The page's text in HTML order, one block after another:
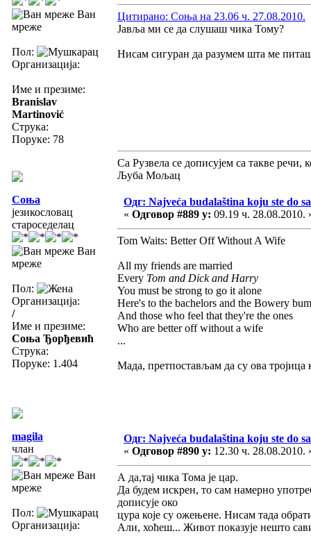
Ван
мреже
Пол:
Организација:
Име и презиме:
Branislav
Martinović
Струка:
Поруке: 78
Цитирано: Соња на 23.06 ч. 27.08.2010.
Јавља ми се да слушаш чика Тому?
Нисам сигуран да разумем шта ме
Са Рузвела се дописујем са такве
Љуба Мољац
Соња
језикословац
староседелац
Ван
мреже
Пол:
Организација:
/
Име и презиме:
Соња Ђорђевић
Струка:
Поруке: 1.404
Одг: Najveća budalaština koju ste do
« Одговор #889 у: 09.19 ч. 28.08.2010.
Tom Waits: Better Off Without A Wife
All my friends are married
Every Tom and Dick and Harry
You must be strong to go it alone
Here's to the bachelors and the Bowery
And those who feel that they're the ones
Who are better off without a wife
...
Мада, претпостављам да су ова
magila
члан
Ван
мреже
Пол:
Организација:
Одг: Najveća budalaština koju ste do
« Одговор #890 у: 12.30 ч. 28.08.2010.
А да,тај чика Тома је цар.
Да будем искрен, то сам намерно
дописује око
цура које су ожењене. Нисам тада
Али, хоћеш... Живот показује нешто